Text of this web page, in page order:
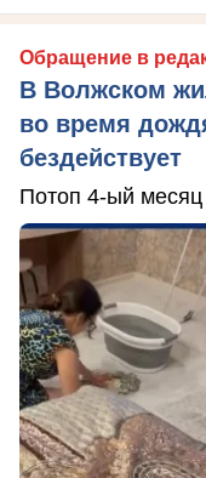
Обращение в
В Волжском
во время
бездействует
Потоп 4-ый месяц